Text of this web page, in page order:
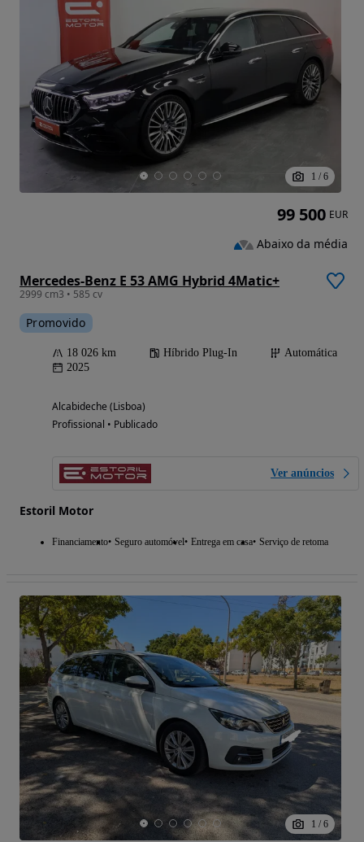
1 / 6
Mercedes-Benz E 53 AMG Hybrid 4Matic+
2999 cm3 • 585 cv
Promovido
18 026 km Híbrido Plug-In
Automática
2025
Alcabideche (Lisboa)
Profissional • Publicado
Ver anúncios
Estoril Motor
Financiamento Seguro automóvel Entrega em casa Serviço de retoma
99 500 EUR
Abaixo da média
1 / 6